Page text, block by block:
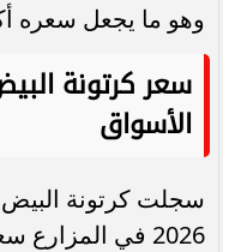
وهو ما يجعل سعره
سعر كرتونة
الأسواق